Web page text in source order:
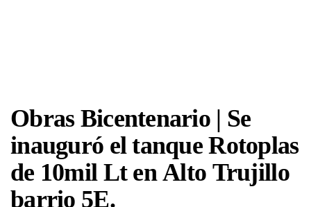
Obras Bicentenario | Se
inauguró el tanque Rotoplas
de 10mil Lt en Alto Trujillo
barrio 5E.